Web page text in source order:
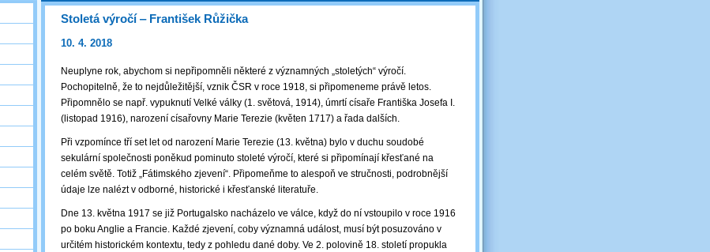
Stoletá výročí ‒ František Růžička
10. 4. 2018
Neuplyne rok, abychom si nepřipomněli některé z významných „stoletých“ výročí.
Pochopitelně, že to nejdůležitější, vznik ČSR v roce 1918, si připomeneme právě letos.
Připomnělo se např. vypuknutí Velké války (1. světová, 1914), úmrtí císaře Františka Josefa I.
(listopad 1916), narození císařovny Marie Terezie (květen 1717) a řada dalších.
Při vzpomínce tří set let od narození Marie Terezie (13. května) bylo v duchu soudobé
sekulární společnosti poněkud pominuto stoleté výročí, které si připomínají křesťané na
celém světě. Totiž „Fátimského zjevení“. Připomeňme to alespoň ve stručnosti, podrobnější
údaje lze nalézt v odborné, historické i křesťanské literatuře.
Dne 13. května 1917 se již Portugalsko nacházelo ve válce, když do ní vstoupilo v roce 1916
po boku Anglie a Francie. Každé zjevení, coby významná událost, musí být posuzováno v
určitém historickém kontextu, tedy z pohledu dané doby. Ve 2. polovině 18. století propukla